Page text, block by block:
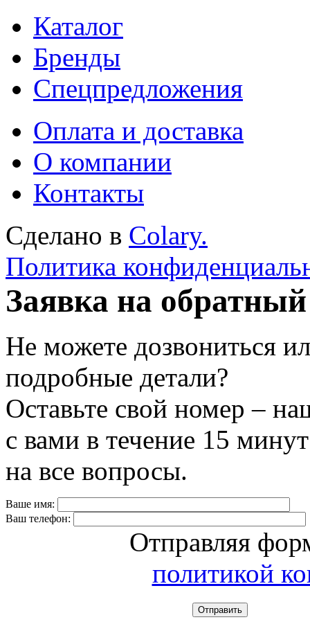
Каталог
Бренды
Спецпредложения
Оплата и доставка
О компании
Контакты
Сделано в Colary.
Политика
Заявка на
Не можете дозвониться
подробные детали?
Оставьте свой номер –
с вами в течение 15
на все вопросы.
Ваше имя:
Ваш телефон:
Отправляя
политикой
Отправить